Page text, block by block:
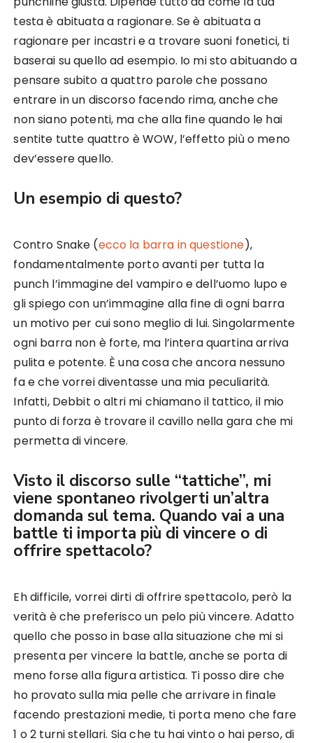
testa è abituata a ragionare. Se è abituata a
ragionare per incastri e a trovare suoni fonetici, ti
baserai su quello ad esempio. Io mi sto abituando a
pensare subito a quattro parole che possano
entrare in un discorso facendo rima, anche che
non siano potenti, ma che alla fine quando le hai
sentite tutte quattro è WOW, l’effetto più o meno
dev’essere quello.
Un esempio di questo?
Contro Snake (ecco la barra in questione),
fondamentalmente porto avanti per tutta la
punch l’immagine del vampiro e dell’uomo lupo e
gli spiego con un’immagine alla fine di ogni barra
un motivo per cui sono meglio di lui. Singolarmente
ogni barra non è forte, ma l’intera quartina arriva
pulita e potente. È una cosa che ancora nessuno
fa e che vorrei diventasse una mia peculiarità.
Infatti, Debbit o altri mi chiamano il tattico, il mio
punto di forza è trovare il cavillo nella gara che mi
permetta di vincere.
Visto il discorso sulle “tattiche”, mi
viene spontaneo rivolgerti un’altra
domanda sul tema. Quando vai a una
battle ti importa più di vincere o di
offrire spettacolo?
Eh difficile, vorrei dirti di offrire spettacolo, però la
verità è che preferisco un pelo più vincere. Adatto
quello che posso in base alla situazione che mi si
presenta per vincere la battle, anche se porta di
meno forse alla figura artistica. Ti posso dire che
ho provato sulla mia pelle che arrivare in finale
facendo prestazioni medie, ti porta meno che fare
1 o 2 turni stellari. Sia che tu hai vinto o hai perso, di